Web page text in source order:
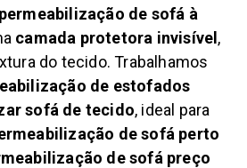
de sofá à
camada protetora invisível,
do tecido. Trabalhamos
de estofados
sofá de tecido, ideal para
de sofá perto
de sofá preço